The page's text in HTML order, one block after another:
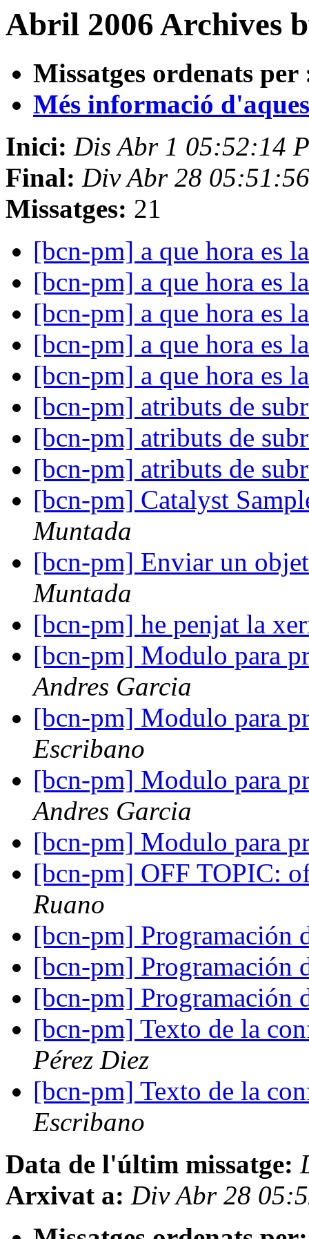
Abril 2006 Archives
Missatges ordenats per
Més informació
Inici: Dis Abr 1 05:52:14
Final: Div Abr 28
Missatges: 21
[bcn-pm] a que hora es
[bcn-pm] a que hora es
[bcn-pm] a que hora es
[bcn-pm] a que hora es
[bcn-pm] a que hora es
[bcn-pm] atributs de
[bcn-pm] atributs de
[bcn-pm] atributs de
[bcn-pm] Catalyst
Muntada
[bcn-pm] Enviar un
Muntada
[bcn-pm] he penjat la
[bcn-pm] Modulo para
Andres Garcia
[bcn-pm] Modulo para
Escribano
[bcn-pm] Modulo para
Andres Garcia
[bcn-pm] Modulo para
[bcn-pm] OFF TOPIC:
Ruano
[bcn-pm] Programación
[bcn-pm] Programación
[bcn-pm] Programación
[bcn-pm] Texto de la
Pérez Diez
[bcn-pm] Texto de la
Escribano
Data de l'últim missatge:
Arxivat a: Div Abr 28